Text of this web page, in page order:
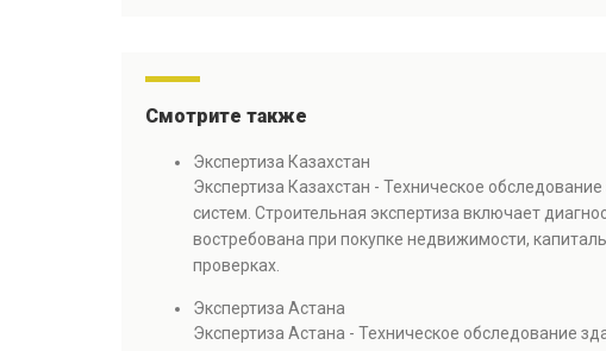
Смотрите также
Экспертиза Казахстан
Экспертиза Казахстан - Техническое
систем. Строительная экспертиза включает
востребована при покупке недвижимости,
проверках.
Экспертиза Астана
Экспертиза Астана - Техническое обследование